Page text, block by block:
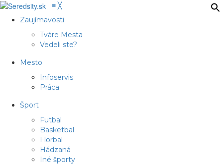
≡ ╳
Zaujímavosti
Tváre Mesta
Vedeli ste?
Mesto
Infoservis
Práca
Šport
Futbal
Basketbal
Florbal
Hádzaná
Iné športy